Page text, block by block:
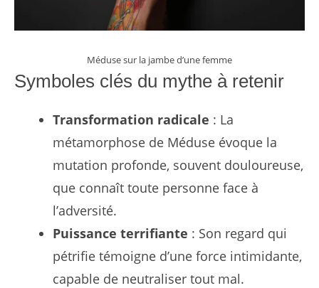
Méduse sur la jambe d’une femme
Symboles clés du mythe à retenir
Transformation radicale : La
métamorphose de Méduse évoque la
mutation profonde, souvent douloureuse,
que connaît toute personne face à
l’adversité.
Puissance terrifiante : Son regard qui
pétrifie témoigne d’une force intimidante,
capable de neutraliser tout mal.